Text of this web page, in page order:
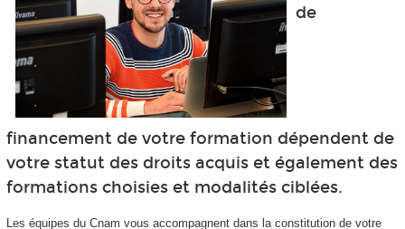
de
financement de votre formation dépendent de
votre statut des droits acquis et également des
formations choisies et modalités ciblées.
Les équipes du Cnam vous accompagnent dans la constitution de votre